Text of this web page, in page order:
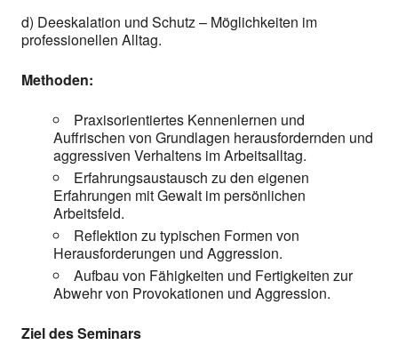
d) Deeskalation und Schutz – Möglichkeiten im
professionellen Alltag.
Methoden:
Praxisorientiertes Kennenlernen und
Auffrischen von Grundlagen herausfordernden und
aggressiven Verhaltens im Arbeitsalltag.
Erfahrungsaustausch zu den eigenen
Erfahrungen mit Gewalt im persönlichen
Arbeitsfeld.
Reflektion zu typischen Formen von
Herausforderungen und Aggression.
Aufbau von Fähigkeiten und Fertigkeiten zur
Abwehr von Provokationen und Aggression.
Ziel des Seminars